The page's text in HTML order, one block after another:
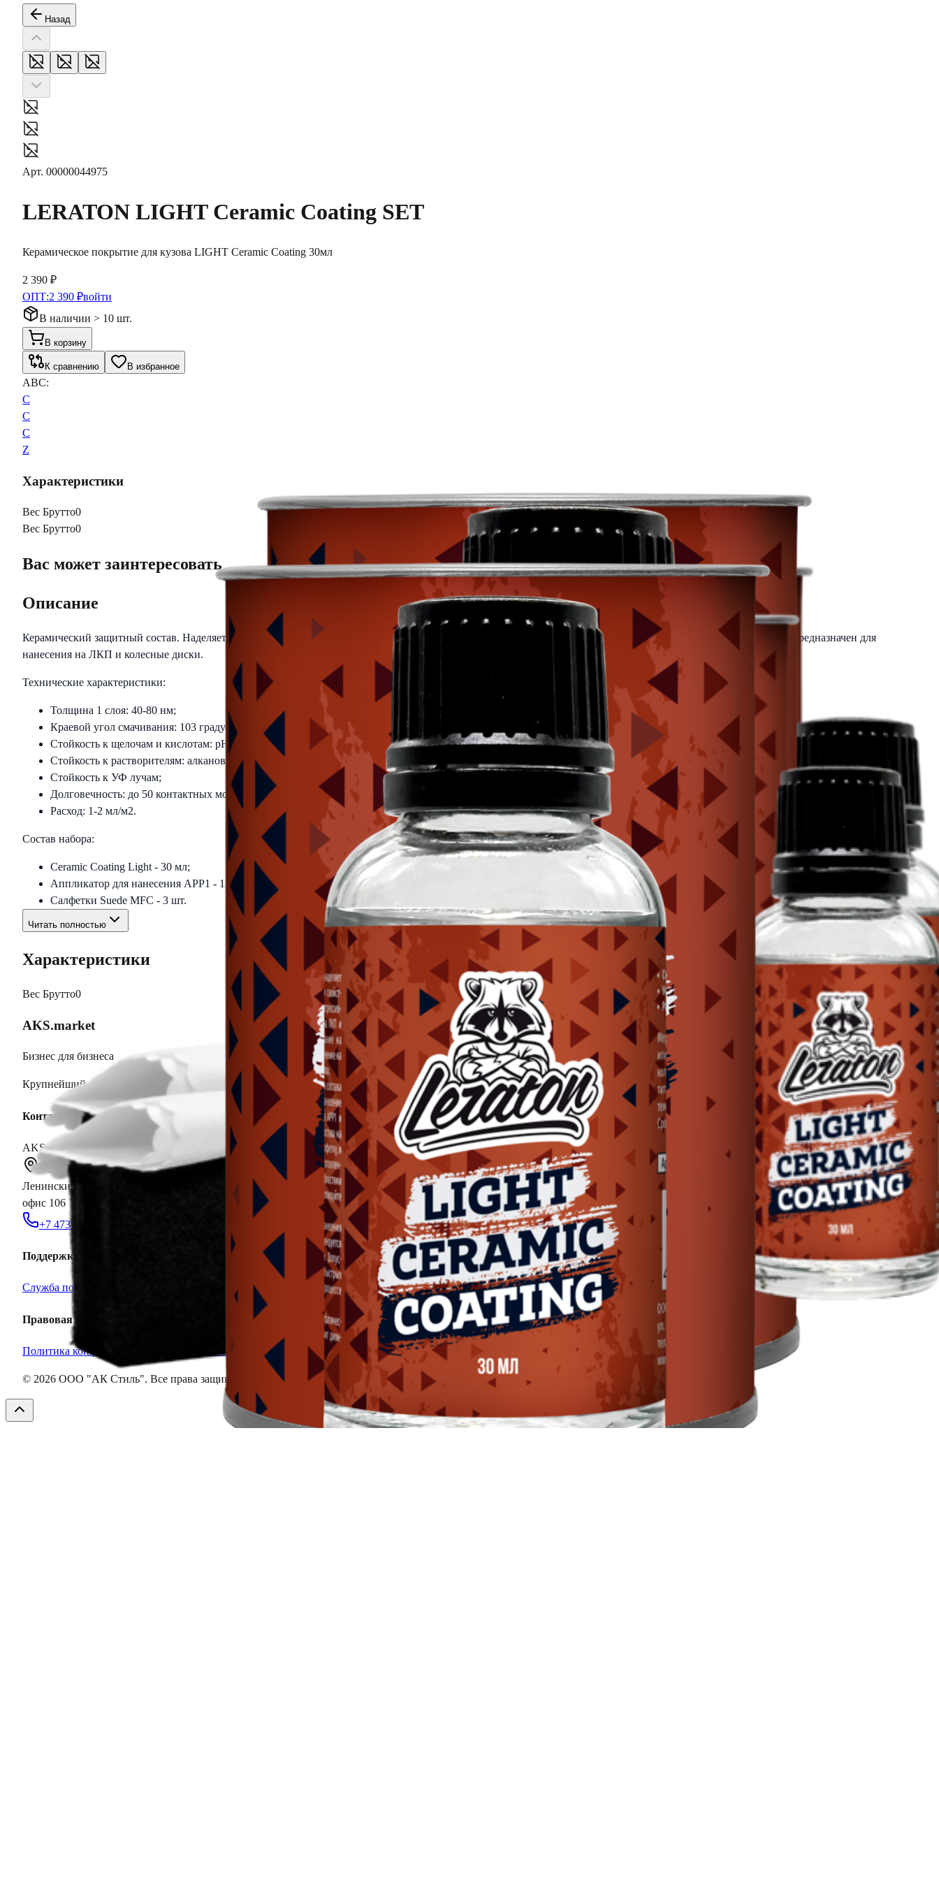
Назад
Арт. 00000044975
LERATON LIGHT Ceramic Coating SET
Керамическое покрытие для кузова LIGHT Ceramic Coating 30мл
2 390 ₽
ОПТ:2 390 ₽войти
В наличии > 10 шт.
В корзину
К сравнению В избранное
ABC:
C
C
C
Z
Характеристики
Вес Брутто0
Вес Брутто0
Вас может заинтересовать
Описание
Керамический защитный состав. Наделяет поверхность грязе- и водоотталкивающими свойствами, повышает устойчивость к УФ-лучам и агрессивной химии. Предназначен для
нанесения на ЛКП и колесные диски.
Технические характеристики:
Толщина 1 слоя: 40-80 нм;
Краевой угол смачивания: 103 градуса;
Стойкость к щелочам и кислотам: pH 1-14;
Стойкость к растворителям: алкановые, ароматические;
Стойкость к УФ лучам;
Долговечность: до 50 контактных моек/ до 20000 км/ до 6 месяцев;
Расход: 1-2 мл/м2.
Состав набора:
Ceramic Coating Light - 30 мл;
Аппликатор для нанесения APP1 - 1 шт;
Салфетки Suede MFC - 3 шт.
Читать полностью
Характеристики
Вес Брутто0
AKS.market
Бизнес для бизнеса
Крупнейший оптовый оператор автомобильной электроники в России
Контакты
AKS Group
г. Воронеж,
Ленинский проспект, д. 119а,
офис 106
+7 473 233-03-63
Поддержка
Служба поддержки
Правовая информация
Политика конфиденциальности Согласие на обработку ПД
© 2026 ООО "АК Стиль". Все права защищены